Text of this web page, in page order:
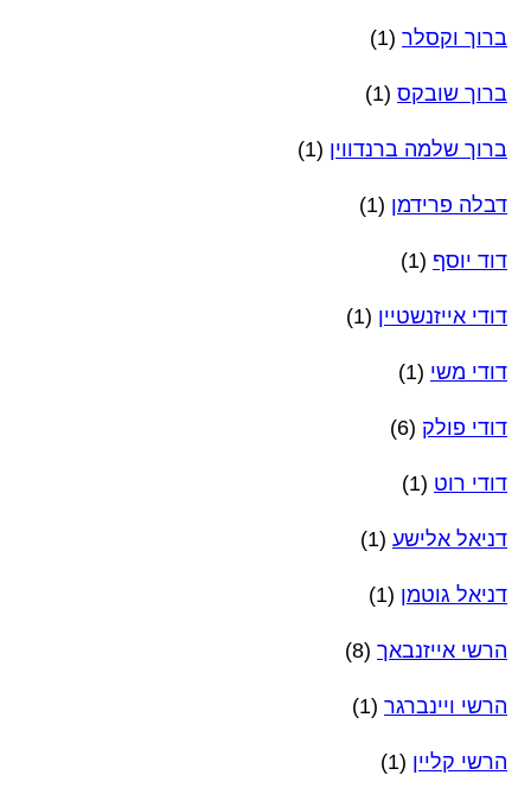
ברוך וקסלר (1)
ברוך שובקס (1)
ברוך שלמה ברנדווין (1)
דבלה פרידמן (1)
דוד יוסף (1)
דודי אייזנשטיין (1)
דודי משי (1)
דודי פולק (6)
דודי רוט (1)
דניאל אלישע (1)
דניאל גוטמן (1)
הרשי אייזנבאך (8)
הרשי ויינברגר (1)
הרשי קליין (1)